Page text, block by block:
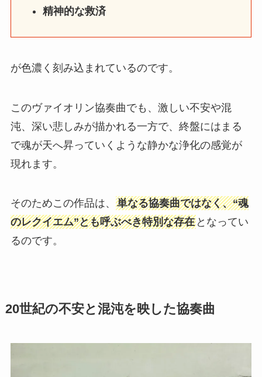
精神的な救済
が色濃く刻み込まれているのです。
このヴァイオリン協奏曲でも、激しい不安や混
沌、深い悲しみが描かれる一方で、終盤にはまる
で魂が天へ昇っていくような静かな浄化の感覚が
現れます。
そのためこの作品は、 単なる協奏曲ではなく、“魂
のレクイエム”とも呼ぶべき特別な存在となってい
るのです。
20世紀の不安と混沌を映した協奏曲